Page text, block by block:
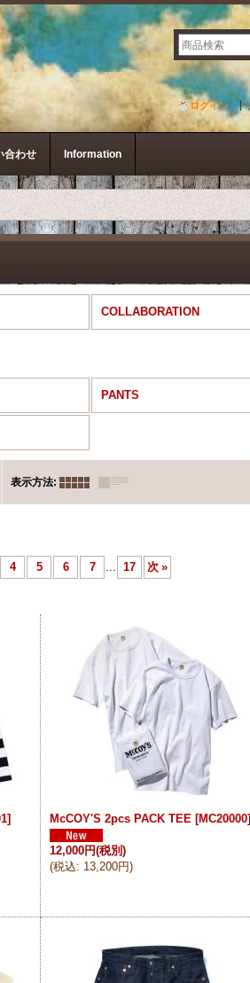
ズ
ログイン
合わせ Information
COLLABORATION
PANTS
表示方法:
4 5 6 7 ... 17 次 »
] McCOY'S 2pcs PACK TEE [MC20000]
12,000円(税別)
(税込: 13,200円)